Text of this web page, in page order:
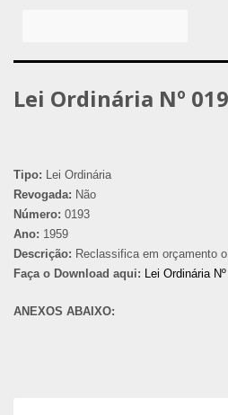
Lei Ordinária Nº
Tipo: Lei Ordinária
Revogada: Não
Número: 0193
Ano: 1959
Descrição: Reclassifica em orçamento
Faça o Download aqui: Lei Ordinária
ANEXOS ABAIXO: